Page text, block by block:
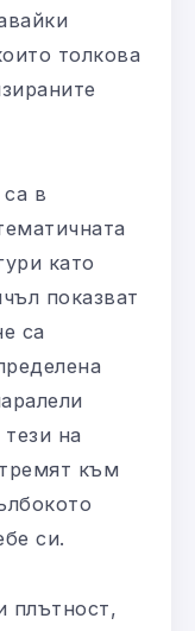
толкова
в
като
показват
са
на
към
си.
плътност,